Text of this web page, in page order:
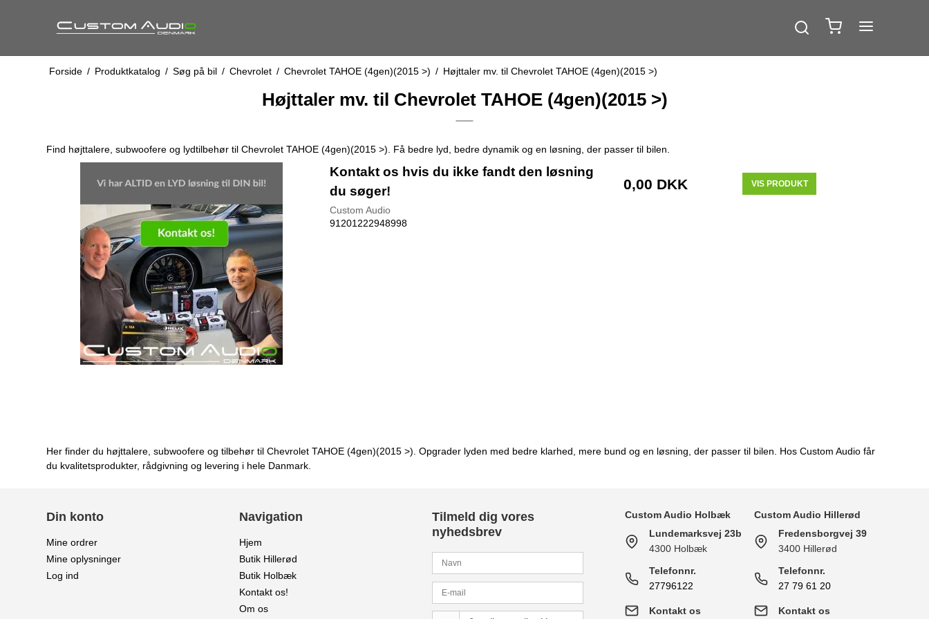
Forside / Produktkatalog / Søg på bil / Chevrolet / Chevrolet TAHOE (4gen)(2015 >) / Højttaler mv. til Chevrolet TAHOE (4gen)(2015 >)
Højttaler mv. til Chevrolet TAHOE (4gen)(2015 >)
Find højttalere, subwoofere og lydtilbehør til Chevrolet TAHOE (4gen)(2015 >). Få bedre lyd, bedre dynamik og en løsning, der passer til bilen.
Kontakt os hvis du ikke fandt den løsning
du søger!
Custom Audio
91201222948998
0,00 DKK VIS PRODUKT
Her finder du højttalere, subwoofere og tilbehør til Chevrolet TAHOE (4gen)(2015 >). Opgrader lyden med bedre klarhed, mere bund og en løsning, der passer til bilen. Hos Custom Audio får
du kvalitetsprodukter, rådgivning og levering i hele Danmark.
Din konto
Mine ordrer
Mine oplysninger
Log ind
Navigation
Hjem
Butik Hillerød
Butik Holbæk
Kontakt os!
Om os
Tilmeld dig vores
nyhedsbrev
Custom Audio Holbæk
Lundemarksvej 23b
4300 Holbæk
Telefonnr.
27796122
Kontakt os
Custom Audio Hillerød
Fredensborgvej 39
3400 Hillerød
Telefonnr.
27 79 61 20
Kontakt os